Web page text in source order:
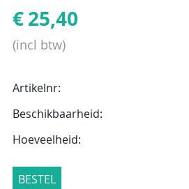
€25,40
(incl btw)
Artikelnr:
Beschikbaarheid:
Hoeveelheid:
BESTEL